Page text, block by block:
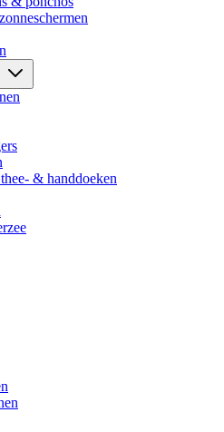
& handdoeken